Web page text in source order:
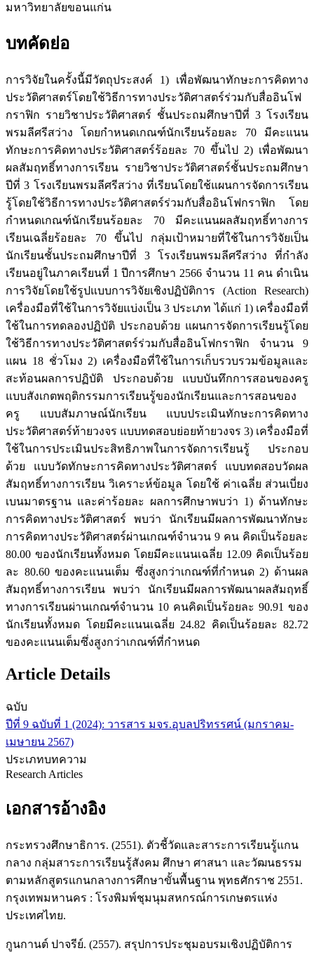
มหาวิทยาลัยขอนแก่น
บทคัดย่อ
การวิจัยในครั้งนี้มีวัตถุประสงค์ 1) เพื่อพัฒนาทักษะการคิดทาง
ประวัติศาสตร์โดยใช้วิธีการทางประวัติศาสตร์ร่วมกับสื่ออินโฟ
กราฟิก รายวิชาประวัติศาสตร์ ชั้นประถมศึกษาปีที่ 3 โรงเรียน
พรมลีศรีสว่าง โดยกำหนดเกณฑ์นักเรียนร้อยละ 70 มีคะแนน
ทักษะการคิดทางประวัติศาสตร์ร้อยละ 70 ขึ้นไป 2) เพื่อพัฒนา
ผลสัมฤทธิ์ทางการเรียน รายวิชาประวัติศาสตร์ชั้นประถมศึกษา
ปีที่ 3 โรงเรียนพรมลีศรีสว่าง ที่เรียนโดยใช้แผนการจัดการเรียน
รู้โดยใช้วิธีการทางประวัติศาสตร์ร่วมกับสื่ออินโฟกราฟิก โดย
กำหนดเกณฑ์นักเรียนร้อยละ 70 มีคะแนนผลสัมฤทธิ์ทางการ
เรียนเฉลี่ยร้อยละ 70 ขึ้นไป กลุ่มเป้าหมายที่ใช้ในการวิจัยเป็น
นักเรียนชั้นประถมศึกษาปีที่ 3 โรงเรียนพรมลีศรีสว่าง ที่กำลัง
เรียนอยู่ในภาคเรียนที่ 1 ปีการศึกษา 2566 จำนวน 11 คน ดำเนิน
การวิจัยโดยใช้รูปแบบการวิจัยเชิงปฏิบัติการ (Action Research)
เครื่องมือที่ใช้ในการวิจัยแบ่งเป็น 3 ประเภท ได้แก่ 1) เครื่องมือที่
ใช้ในการทดลองปฏิบัติ ประกอบด้วย แผนการจัดการเรียนรู้โดย
ใช้วิธีการทางประวัติศาสตร์ร่วมกับสื่ออินโฟกราฟิก จำนวน 9
แผน 18 ชั่วโมง 2) เครื่องมือที่ใช้ในการเก็บรวบรวมข้อมูลและ
สะท้อนผลการปฏิบัติ ประกอบด้วย แบบบันทึกการสอนของครู
แบบสังเกตพฤติกรรมการเรียนรู้ของนักเรียนและการสอนของ
ครู แบบสัมภาษณ์นักเรียน แบบประเมินทักษะการคิดทาง
ประวัติศาสตร์ท้ายวงจร แบบทดสอบย่อยท้ายวงจร 3) เครื่องมือที่
ใช้ในการประเมินประสิทธิภาพในการจัดการเรียนรู้ ประกอบ
ด้วย แบบวัดทักษะการคิดทางประวัติศาสตร์ แบบทดสอบวัดผล
สัมฤทธิ์ทางการเรียน วิเคราะห์ข้อมูล โดยใช้ ค่าเฉลี่ย ส่วนเบี่ยง
เบนมาตรฐาน และค่าร้อยละ ผลการศึกษาพบว่า 1) ด้านทักษะ
การคิดทางประวัติศาสตร์ พบว่า นักเรียนมีผลการพัฒนาทักษะ
การคิดทางประวัติศาสตร์ผ่านเกณฑ์จำนวน 9 คน คิดเป็นร้อยละ
80.00 ของนักเรียนทั้งหมด โดยมีคะแนนเฉลี่ย 12.09 คิดเป็นร้อย
ละ 80.60 ของคะแนนเต็ม ซึ่งสูงกว่าเกณฑ์ที่กำหนด 2) ด้านผล
สัมฤทธิ์ทางการเรียน พบว่า นักเรียนมีผลการพัฒนาผลสัมฤทธิ์
ทางการเรียนผ่านเกณฑ์จำนวน 10 คนคิดเป็นร้อยละ 90.91 ของ
นักเรียนทั้งหมด โดยมีคะแนนเฉลี่ย 24.82 คิดเป็นร้อยละ 82.72
ของคะแนนเต็มซึ่งสูงกว่าเกณฑ์ที่กำหนด
Article Details
ฉบับ
ปีที่ 9 ฉบับที่ 1 (2024): วารสาร มจร.อุบลปริทรรศน์ (มกราคม-
เมษายน 2567)
ประเภทบทความ
Research Articles
เอกสารอ้างอิง
กระทรวงศึกษาธิการ. (2551). ตัวชี้วัดและสาระการเรียนรู้แกน
กลาง กลุ่มสาระการเรียนรู้สังคม ศึกษา ศาสนา และวัฒนธรรม
ตามหลักสูตรแกนกลางการศึกษาขั้นพื้นฐาน พุทธศักราช 2551.
กรุงเทพมหานคร : โรงพิมพ์ชุมนุมสหกรณ์การเกษตรแห่ง
ประเทศไทย.
กูนกานต์ ปาจรีย์. (2557). สรุปการประชุมอบรมเชิงปฏิบัติการ